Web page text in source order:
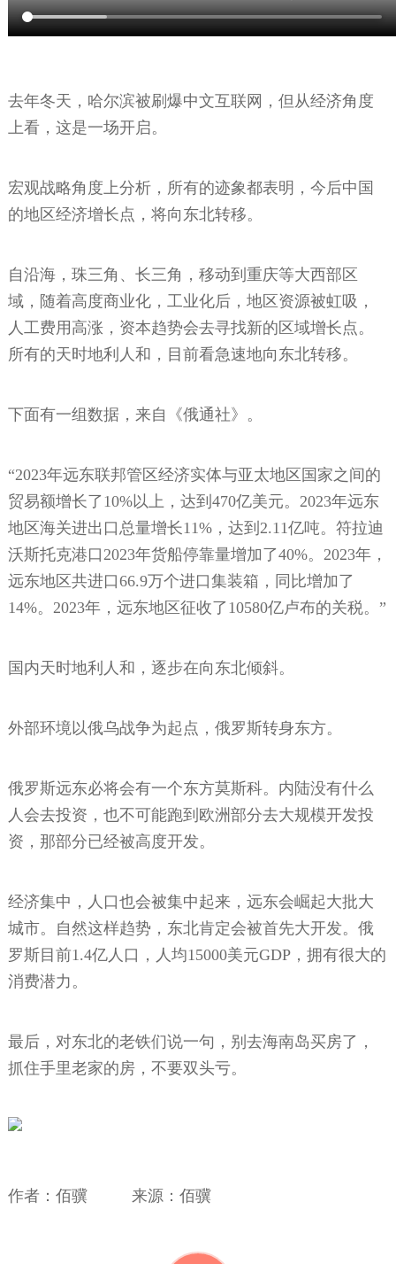
去年冬天，哈尔滨被刷爆中文互联网，但从经济角度
上看，这是一场开启。
宏观战略角度上分析，所有的迹象都表明，今后中国
的地区经济增长点，将向东北转移。
自沿海，珠三角、长三角，移动到重庆等大西部区
域，随着高度商业化，工业化后，地区资源被虹吸，
人工费用高涨，资本趋势会去寻找新的区域增长点。
所有的天时地利人和，目前看急速地向东北转移。
下面有一组数据，来自《俄通社》。
“2023年远东联邦管区经济实体与亚太地区国家之间的
贸易额增长了10%以上，达到470亿美元。2023年远东
地区海关进出口总量增长11%，达到2.11亿吨。符拉迪
沃斯托克港口2023年货船停靠量增加了40%。2023年，
远东地区共进口66.9万个进口集装箱，同比增加了
14%。2023年，远东地区征收了10580亿卢布的关税。”
国内天时地利人和，逐步在向东北倾斜。
外部环境以俄乌战争为起点，俄罗斯转身东方。
俄罗斯远东必将会有一个东方莫斯科。内陆没有什么
人会去投资，也不可能跑到欧洲部分去大规模开发投
资，那部分已经被高度开发。
经济集中，人口也会被集中起来，远东会崛起大批大
城市。自然这样趋势，东北肯定会被首先大开发。俄
罗斯目前1.4亿人口，人均15000美元GDP，拥有很大的
消费潜力。
最后，对东北的老铁们说一句，别去海南岛买房了，
抓住手里老家的房，不要双头亏。
作者：佰骥 来源：佰骥